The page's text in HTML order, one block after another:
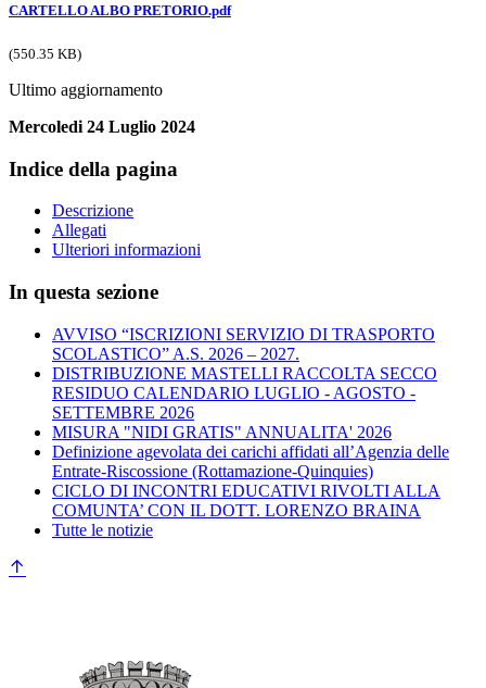
CARTELLO ALBO PRETORIO.pdf
(550.35 KB)
Ultimo aggiornamento
Mercoledi 24 Luglio 2024
Indice della pagina
Descrizione
Allegati
Ulteriori informazioni
In questa sezione
AVVISO “ISCRIZIONI SERVIZIO DI TRASPORTO
SCOLASTICO” A.S. 2026 – 2027.
DISTRIBUZIONE MASTELLI RACCOLTA SECCO
RESIDUO CALENDARIO LUGLIO - AGOSTO -
SETTEMBRE 2026
MISURA "NIDI GRATIS" ANNUALITA' 2026
Definizione agevolata dei carichi affidati all’Agenzia delle
Entrate-Riscossione (Rottamazione-Quinquies)
CICLO DI INCONTRI EDUCATIVI RIVOLTI ALLA
COMUNTA’ CON IL DOTT. LORENZO BRAINA
Tutte le notizie